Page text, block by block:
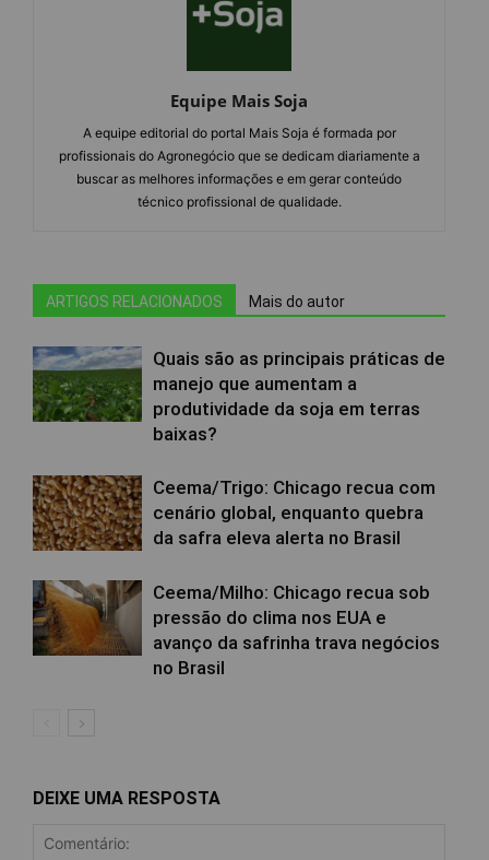
Equipe Mais Soja
A equipe editorial do portal Mais Soja é formada por
profissionais do Agronegócio que se dedicam diariamente a
buscar as melhores informações e em gerar conteúdo
técnico profissional de qualidade.
ARTIGOS RELACIONADOS Mais do autor
Quais são as principais práticas de
manejo que aumentam a
produtividade da soja em terras
baixas?
Ceema/Trigo: Chicago recua com
cenário global, enquanto quebra
da safra eleva alerta no Brasil
Ceema/Milho: Chicago recua sob
pressão do clima nos EUA e
avanço da safrinha trava negócios
no Brasil
DEIXE UMA RESPOSTA